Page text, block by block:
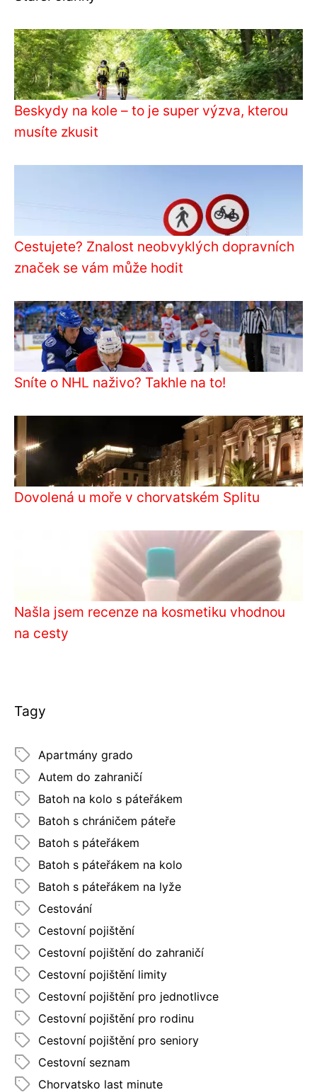
Beskydy na kole – to je super výzva, kterou
musíte zkusit
Cestujete? Znalost neobvyklých dopravních
značek se vám může hodit
Sníte o NHL naživo? Takhle na to!
Dovolená u moře v chorvatském Splitu
Našla jsem recenze na kosmetiku vhodnou
na cesty
Tagy
Apartmány grado
Autem do zahraničí
Batoh na kolo s páteřákem
Batoh s chráničem páteře
Batoh s páteřákem
Batoh s páteřákem na kolo
Batoh s páteřákem na lyže
Cestování
Cestovní pojištění
Cestovní pojištění do zahraničí
Cestovní pojištění limity
Cestovní pojištění pro jednotlivce
Cestovní pojištění pro rodinu
Cestovní pojištění pro seniory
Cestovní seznam
Chorvatsko last minute